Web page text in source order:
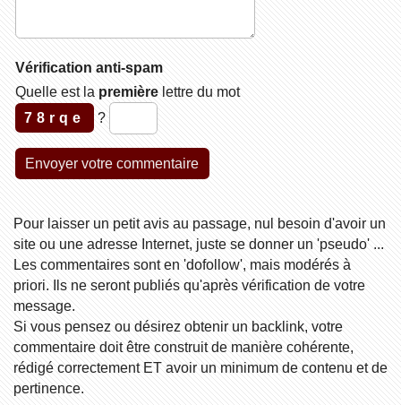
Vérification anti-spam
Quelle est la premièrelettre du mot
78rqe
?
Pour laisser un petit avis au passage, nul besoin d'avoir un
site ou une adresse Internet, juste se donner un 'pseudo' ...
Les commentaires sont en 'dofollow', mais modérés à
priori. Ils ne seront publiés qu'après vérification de votre
message.
Si vous pensez ou désirez obtenir un backlink, votre
commentaire doit être construit de manière cohérente,
rédigé correctement ET avoir un minimum de contenu et de
pertinence.